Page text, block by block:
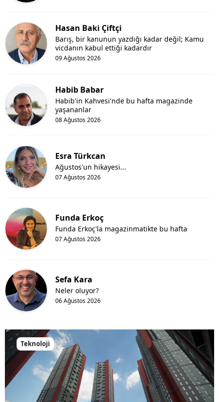
Hasan Baki Çiftçi
09 Ağustos 2026
Barış, bir kanunun yazdığı kadar değil; Kamu
vicdanın kabul ettiği kadardır
Habib Babar
08 Ağustos 2026
Habib'in Kahvesi'nde bu hafta magazinde
yaşananlar
Esra Türkcan
07 Ağustos 2026
Ağustos'un hikayesi...
Funda Erkoç
07 Ağustos 2026
Funda Erkoç'la magazinmatikte bu hafta
Sefa Kara
06 Ağustos 2026
Neler oluyor?
Teknoloji